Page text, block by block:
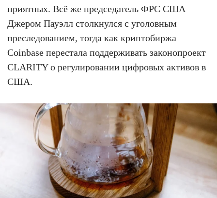
приятных. Всё же председатель ФРС США
Джером Пауэлл столкнулся с уголовным
преследованием, тогда как криптобиржа
Coinbase перестала поддерживать законопроект
CLARITY о регулировании цифровых активов в
США.